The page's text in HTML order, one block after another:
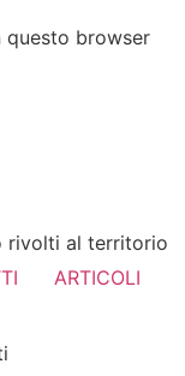
questo browser
rivolti al territorio
ARTICOLI